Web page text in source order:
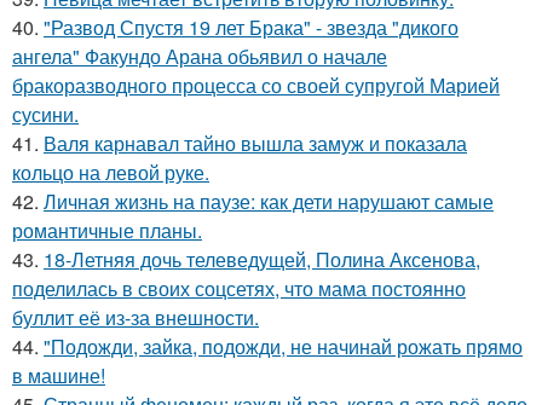
40. "Развод Спустя 19 лет Брака" - звезда "дикого
ангела" Факундо Арана обьявил о начале
бракоразводного процесса со своей супругой Марией
сусини.
41. Валя карнавал тайно вышла замуж и показала
кольцо на левой руке.
42. Личная жизнь на паузе: как дети нарушают самые
романтичные планы.
43. 18-Летняя дочь телеведущей, Полина Аксенова,
поделилась в своих соцсетях, что мама постоянно
буллит её из-за внешности.
44. "Подожди, зайка, подожди, не начинай рожать прямо
в машине!